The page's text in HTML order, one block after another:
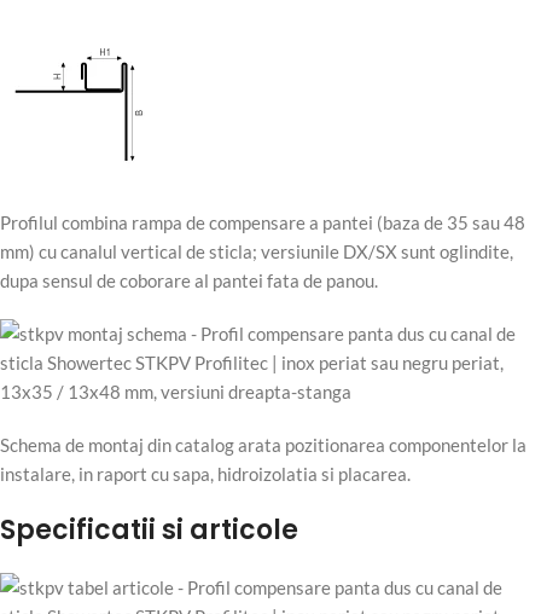
Profilul combina rampa de compensare a pantei (baza de 35 sau 48
mm) cu canalul vertical de sticla; versiunile DX/SX sunt oglindite,
dupa sensul de coborare al pantei fata de panou.
Schema de montaj din catalog arata pozitionarea componentelor la
instalare, in raport cu sapa, hidroizolatia si placarea.
Specificatii si articole